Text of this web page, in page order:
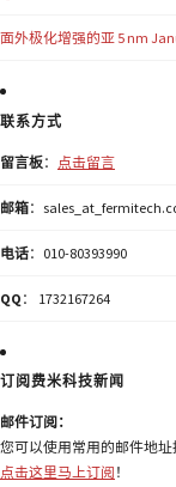
面外极化增强的亚 5 nm
联系方式
留言板： 点击留言
邮箱：
电话：010-80393990
QQ ： 1732167264
订阅费米科技新闻
邮件订阅：
您可以使用常用的邮件地址
点击这里马上订阅 ！